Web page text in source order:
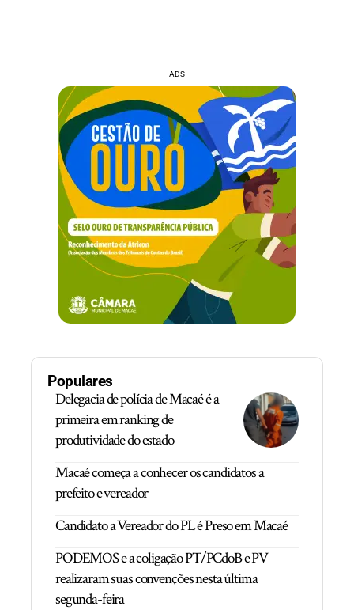
- ADS -
Populares
Delegacia de polícia de Macaé é a
primeira em ranking de
produtividade do estado
Macaé começa a conhecer os candidatos a
prefeito e vereador
Candidato a Vereador do PL é Preso em Macaé
PODEMOS e a coligação PT/PCdoB e PV
realizaram suas convenções nesta última
segunda-feira